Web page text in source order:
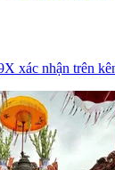
xác nhận trên